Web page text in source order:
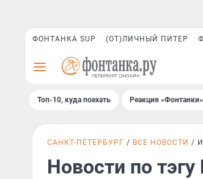
ФОНТАНКА SUP (ОТ)ЛИЧНЫЙ ПИТЕР
Топ-10, куда поехать Реакция «Фонтанки»
САНКТ-ПЕТЕРБУРГ ВСЕ НОВОСТИ
Новости по